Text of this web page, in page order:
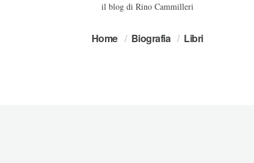
il blog di Rino Cammilleri
Home Biografia Libri